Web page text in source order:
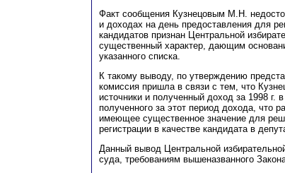
Факт сообщения Кузнецовым М.Н.
и доходах на день предоставления для
кандидатов признан Центральной
существенный характер, дающим
указанного списка.
К такому выводу, по утверждению
комиссия пришла в связи с тем, что
источники и полученный доход за 1998 г.
полученного за этот период дохода, что
имеющее существенное значение для
регистрации в качестве кандидата в
Данный вывод Центральной
суда, требованиям вышеназванного